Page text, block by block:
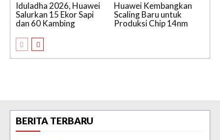
Iduladha 2026, Huawei
Salurkan 15 Ekor Sapi
dan 60 Kambing
Huawei Kembangkan
Scaling Baru untuk
Produksi Chip 14nm
BERITA TERBARU